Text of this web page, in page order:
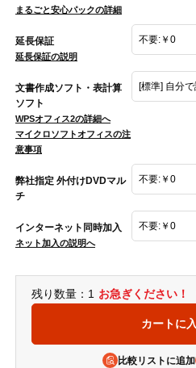
まるごと安心パックの詳細
延長保証
延長保証の説明
文書作成ソフト・表計算
ソフト
WPSオフィス2の詳細へ
マイクロソフトオフィスの注
意事項
弊社指定 外付けDVDマル
チ
インターネット同時加入
ネット加入の説明へ
残り数量：1 お急ぎください！
比較リストに追加